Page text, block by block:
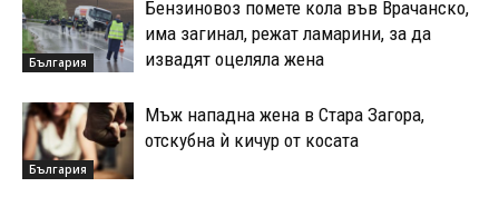
България
Бензиновоз помете кола във Врачанско,
има загинал, режат ламарини, за да
извадят оцеляла жена
България
Мъж нападна жена в Стара Загора,
отскубна ѝ кичур от косата